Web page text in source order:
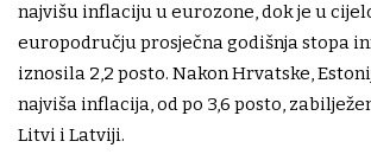
najvišu inflaciju u eurozone, dok je u
europodručju prosječna godišnja stopa
iznosila 2,2 posto. Nakon Hrvatske,
najviša inflacija, od po 3,6 posto,
Litvi i Latviji.